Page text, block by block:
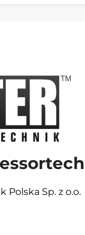
Sp. z o.o.